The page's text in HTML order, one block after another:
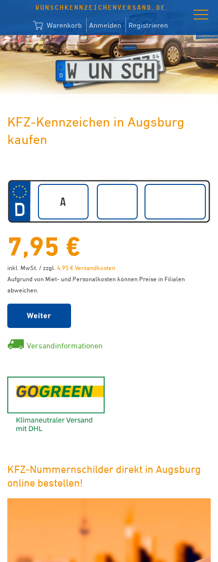
WUNSCHKENNZEICHENVERSAND.DE
Warenkorb Anmelden Registrieren
KFZ-Kennzeichen in Augsburg
kaufen
7,95 €
inkl. MwSt. / zzgl. 4,95 € Versandkosten
Aufgrund von Miet- und Personalkosten können Preise in Filialen
abweichen.
Weiter
Versandinformationen
KFZ-Nummernschilder direkt in Augsburg
online bestellen!